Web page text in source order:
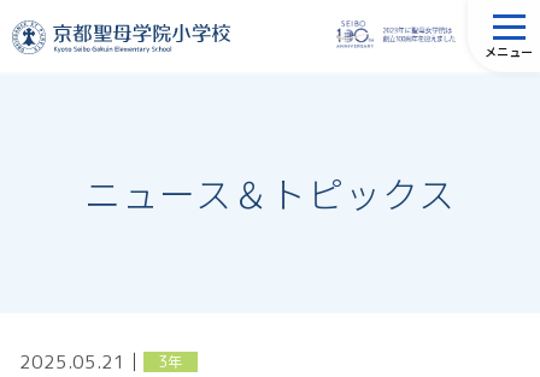
メニュー
ニュース＆トピックス
2025.05.21 │ 3年